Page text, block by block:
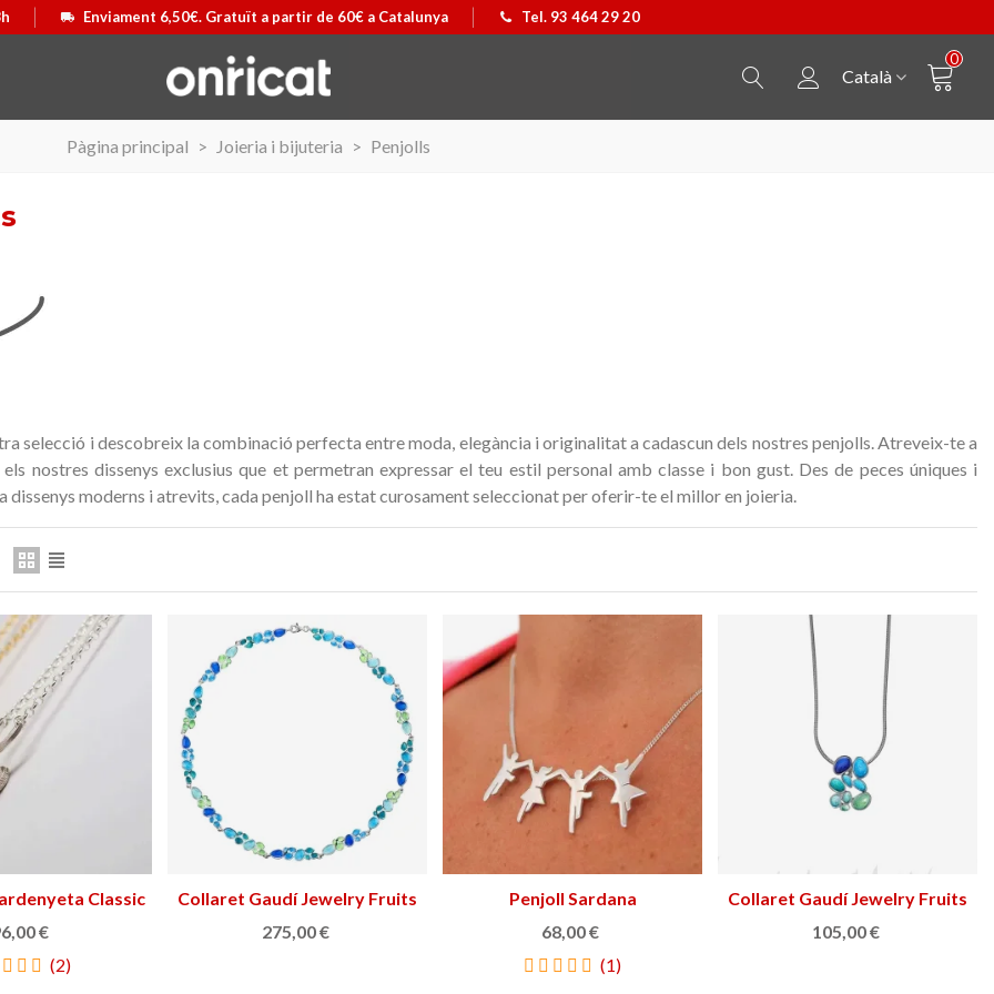
Enviament 6,50€. Gratuït a partir de 60€ a Catalunya Tel. 93 464 29 20
Català
0
Pàgina principal > Joieria i bijuteria > Penjolls
selecció i descobreix la combinació perfecta entre moda, elegància i originalitat a cadascun dels nostres penjolls.Atreveix-te a
nostres dissenys exclusius que et permetran expressar el teu estil personal amb classe i bon gust. Des de peces úniques i
dissenys moderns i atrevits, cada penjoll ha estat curosament seleccionat per oferir-te el millor en joieria.
Triar opció
Classic
€
(2)
Triar opció
Collaret Gaudí Jewelry Fruits
275,00 €
Triar opció
Penjoll Sardana
68,00 €
(1)
Triar opció
Collaret Gaudí Jewelry Fruits
105,00 €
II
Triar opció
Maleta Secur Line
Triar opció
Penjoll Castellers
45,90 €
Triar opció
Bossa Kpax de P&W